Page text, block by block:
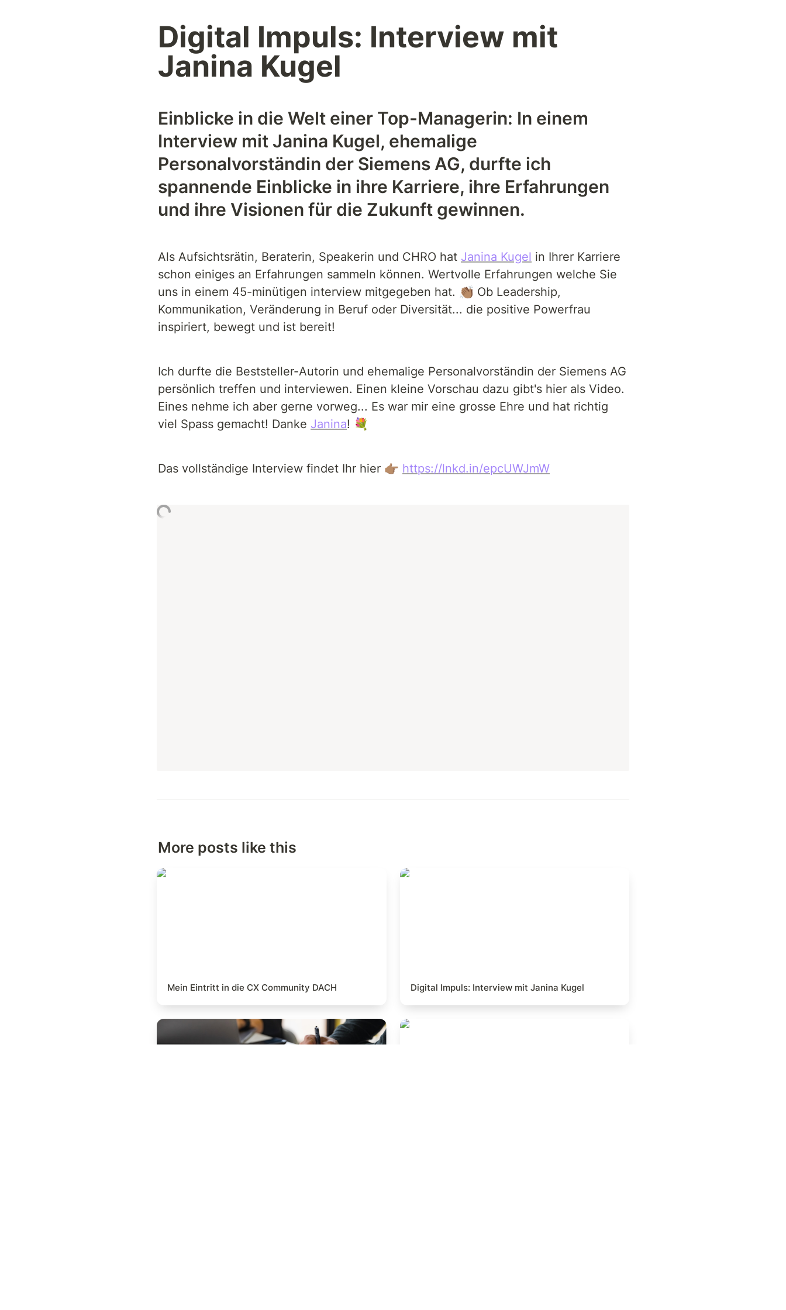
Digital Impuls: Interview mit
Janina Kugel
Einblicke in die Welt einer Top-Managerin: In einem
Interview mit Janina Kugel, ehemalige
Personalvorständin der Siemens AG, durfte ich
spannende Einblicke in ihre Karriere, ihre Erfahrungen
und ihre Visionen für die Zukunft gewinnen.
Als Aufsichtsrätin, Beraterin, Speakerin und CHRO hat Janina Kugel in Ihrer Karriere
schon einiges an Erfahrungen sammeln können. Wertvolle Erfahrungen welche Sie
uns in einem 45-minütigen interview mitgegeben hat. 👏🏽 Ob Leadership,
Kommunikation, Veränderung in Beruf oder Diversität... die positive Powerfrau
inspiriert, bewegt und ist bereit!
Ich durfte die Beststeller-Autorin und ehemalige Personalvorständin der Siemens AG
persönlich treffen und interviewen. Einen kleine Vorschau dazu gibt's hier als Video.
Eines nehme ich aber gerne vorweg... Es war mir eine grosse Ehre und hat richtig
viel Spass gemacht! Danke Janina! 💐
Das vollständige Interview findet Ihr hier 👉🏽 https://lnkd.in/epcUWJmW
More posts like this
Mein Eintritt in die CX Community DACH
Mein Eintritt in die CX Community DACH
Digital Impuls: Interview mit Janina Kugel
Digital Impuls: Interview mit Janina Kugel
Wer ist die bessere Führungskraft:
Pragmatiker oder Idealisten?
Alberto Calcagno’s ways to Exercise Your